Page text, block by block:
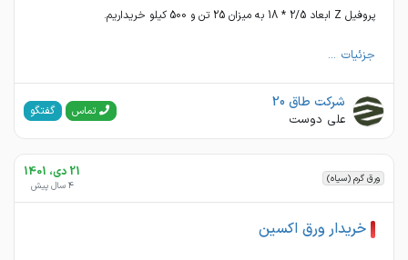
پروفیل Z ابعاد 2/5 * 18 به میزان 25 تن و 500 کیلو خریداریم.
جزئیات ...
شرکت طاق 20
علی دوست تماس گفتگو
ورق گرم (سیاه) 21 دی، 1401
4 سال پیش
خریدار ورق اکسین